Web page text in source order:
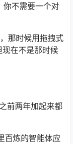
不需要一个对
那时候用拖拽式
在不是那时候
前两年加起来都
百炼的智能体应